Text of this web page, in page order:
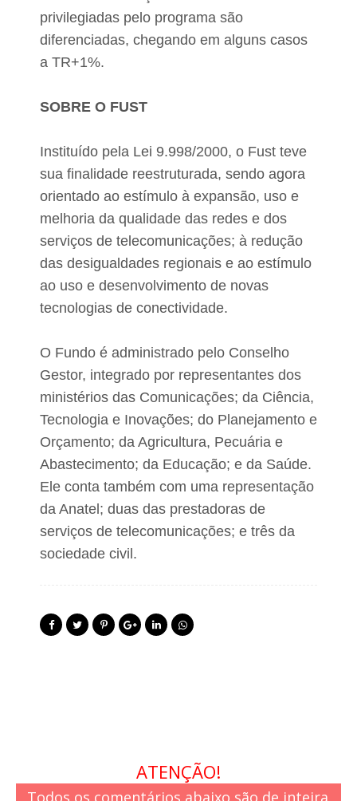
privilegiadas pelo programa são
diferenciadas, chegando em alguns casos
a TR+1%.
SOBRE O FUST
Instituído pela Lei 9.998/2000, o Fust teve
sua finalidade reestruturada, sendo agora
orientado ao estímulo à expansão, uso e
melhoria da qualidade das redes e dos
serviços de telecomunicações; à redução
das desigualdades regionais e ao estímulo
ao uso e desenvolvimento de novas
tecnologias de conectividade.
O Fundo é administrado pelo Conselho
Gestor, integrado por representantes dos
ministérios das Comunicações; da Ciência,
Tecnologia e Inovações; do Planejamento e
Orçamento; da Agricultura, Pecuária e
Abastecimento; da Educação; e da Saúde.
Ele conta também com uma representação
da Anatel; duas das prestadoras de
serviços de telecomunicações; e três da
sociedade civil.
ATENÇÃO!
Todos os comentários abaixo são de inteira